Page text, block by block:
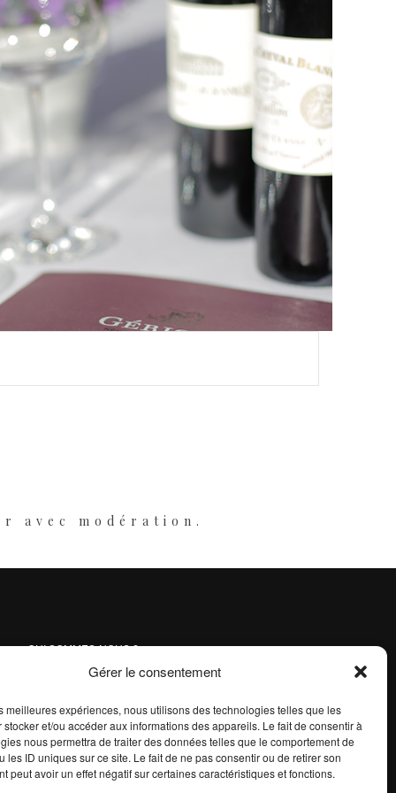
Gérer le consentement
meilleures expériences, nous utilisons des technologies telles que les
stocker et/ou accéder aux informations des appareils. Le fait de consentir à
nous permettra de traiter des données telles que le comportement de
les ID uniques sur ce site. Le fait de ne pas consentir ou de retirer son
peut avoir un effet négatif sur certaines caractéristiques et fonctions.
avec modération.
QUI SOMMES-NOUS ?
POLITIQUE DE CONFIDENTIALITÉ